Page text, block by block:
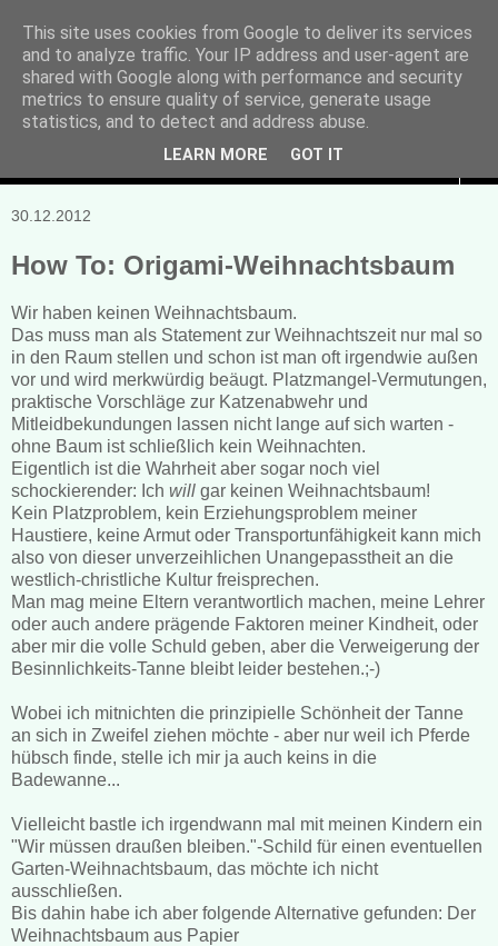
Manuela Sonntag
Bücher, Blogs & mehr
30.12.2012
How To: Origami-Weihnachtsbaum
Wir haben keinen Weihnachtsbaum.
Das muss man als Statement zur Weihnachtszeit nur mal so
in den Raum stellen und schon ist man oft irgendwie außen
vor und wird merkwürdig beäugt. Platzmangel-Vermutungen,
praktische Vorschläge zur Katzenabwehr und
Mitleidbekundungen lassen nicht lange auf sich warten -
ohne Baum ist schließlich kein Weihnachten.
Eigentlich ist die Wahrheit aber sogar noch viel
schockierender: Ich will gar keinen Weihnachtsbaum!
Kein Platzproblem, kein Erziehungsproblem meiner
Haustiere, keine Armut oder Transportunfähigkeit kann mich
also von dieser unverzeihlichen Unangepasstheit an die
westlich-christliche Kultur freisprechen.
Man mag meine Eltern verantwortlich machen, meine Lehrer
oder auch andere prägende Faktoren meiner Kindheit, oder
aber mir die volle Schuld geben, aber die Verweigerung der
Besinnlichkeits-Tanne bleibt leider bestehen.;-)
Wobei ich mitnichten die prinzipielle Schönheit der Tanne
an sich in Zweifel ziehen möchte - aber nur weil ich Pferde
hübsch finde, stelle ich mir ja auch keins in die
Badewanne...
Vielleicht bastle ich irgendwann mal mit meinen Kindern ein
"Wir müssen draußen bleiben."-Schild für einen eventuellen
Garten-Weihnachtsbaum, das möchte ich nicht
ausschließen.
Bis dahin habe ich aber folgende Alternative gefunden: Der
Weihnachtsbaum aus Papier
This site uses cookies from Google to deliver its services
and to analyze traffic. Your IP address and user-agent are
shared with Google along with performance and security
metrics to ensure quality of service, generate usage
statistics, and to detect and address abuse.
LEARN MORE GOT IT